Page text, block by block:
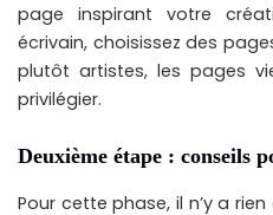
page inspirant votre
écrivain, choisissez des
plutôt artistes, les pages
privilégier.
Deuxième étape : conseils
Pour cette phase, il n’y a